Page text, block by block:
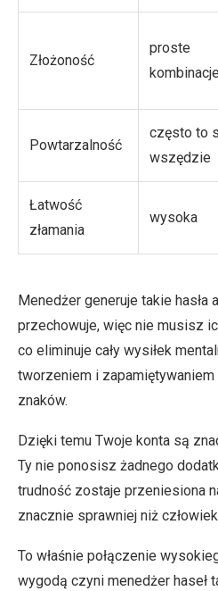
Złożoność
proste
kombinacje
Powtarzalność
często to
wszędzie
Łatwość
złamania
wysoka
Menedżer generuje takie hasła
przechowuje, więc nie musisz
co eliminuje cały wysiłek
tworzeniem i
znaków.
Dzięki temu Twoje konta są
Ty nie ponosisz żadnego
trudność zostaje przeniesiona
znacznie sprawniej niż
To właśnie połączenie
wygodą czyni menedżer haseł